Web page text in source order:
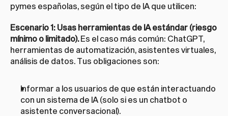
pymes españolas, según el tipo de IA que utilicen:
Escenario 1: Usas herramientas de IA estándar (riesgo
mínimo o limitado). Es el caso más común: ChatGPT,
herramientas de automatización, asistentes virtuales,
análisis de datos. Tus obligaciones son:
Informar a los usuarios de que están interactuando
con un sistema de IA (solo si es un chatbot o
asistente conversacional).